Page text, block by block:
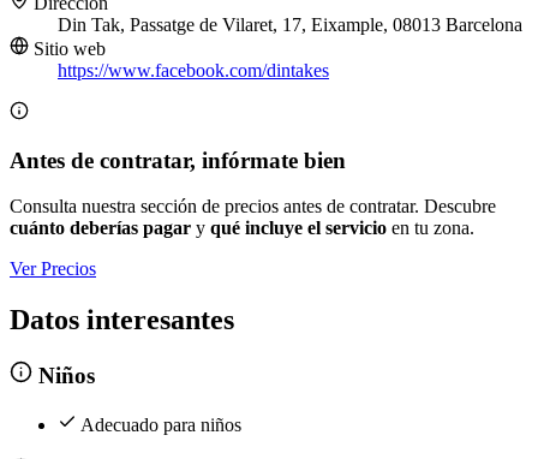
Din Tak, Passatge de Vilaret, 17, Eixample, 08013 Barcelona
Sitio web
https://www.facebook.com/dintakes
Antes de contratar, infórmate bien
Consulta nuestra sección de precios antes de contratar. Descubre
cuánto deberías pagar y qué incluye el servicio en tu zona.
Ver Precios
Datos interesantes
Niños
Adecuado para niños